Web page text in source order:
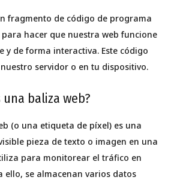
fragmento de código de programa
hacer que nuestra web funcione
y de forma interactiva. Este código
servidor o en tu dispositivo.
una baliza web?
(o una etiqueta de píxel) es una
pieza de texto o imagen en una
para monitorear el tráfico en
ello, se almacenan varios datos